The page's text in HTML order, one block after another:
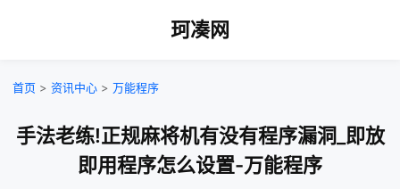
珂凑网
首页 > 资讯中心 > 万能程序
手法老练!正规麻将机有没有程序漏洞_即放
即用程序怎么设置-万能程序